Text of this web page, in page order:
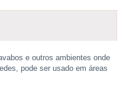
e outros ambientes onde
pode ser usado em áreas